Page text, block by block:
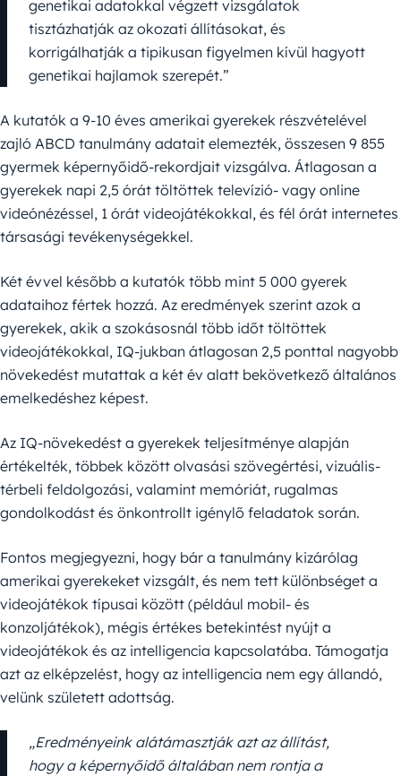
genetikai adatokkal végzett vizsgálatok
tisztázhatják az okozati állításokat, és
korrigálhatják a tipikusan figyelmen kívül hagyott
genetikai hajlamok szerepét.”
A kutatók a 9-10 éves amerikai gyerekek részvételével
zajló ABCD tanulmány adatait elemezték, összesen 9 855
gyermek képernyőidő-rekordjait vizsgálva. Átlagosan a
gyerekek napi 2,5 órát töltöttek televízió- vagy online
videónézéssel, 1 órát videojátékokkal, és fél órát internetes
társasági tevékenységekkel.
Két évvel később a kutatók több mint 5 000 gyerek
adataihoz fértek hozzá. Az eredmények szerint azok a
gyerekek, akik a szokásosnál több időt töltöttek
videojátékokkal, IQ-jukban átlagosan 2,5 ponttal nagyobb
növekedést mutattak a két év alatt bekövetkező általános
emelkedéshez képest.
Az IQ-növekedést a gyerekek teljesítménye alapján
értékelték, többek között olvasási szövegértési, vizuális-
térbeli feldolgozási, valamint memóriát, rugalmas
gondolkodást és önkontrollt igénylő feladatok során.
Fontos megjegyezni, hogy bár a tanulmány kizárólag
amerikai gyerekeket vizsgált, és nem tett különbséget a
videojátékok típusai között (például mobil- és
konzoljátékok), mégis értékes betekintést nyújt a
videojátékok és az intelligencia kapcsolatába. Támogatja
azt az elképzelést, hogy az intelligencia nem egy állandó,
velünk született adottság.
„Eredményeink alátámasztják azt az állítást,
hogy a képernyőidő általában nem rontja a